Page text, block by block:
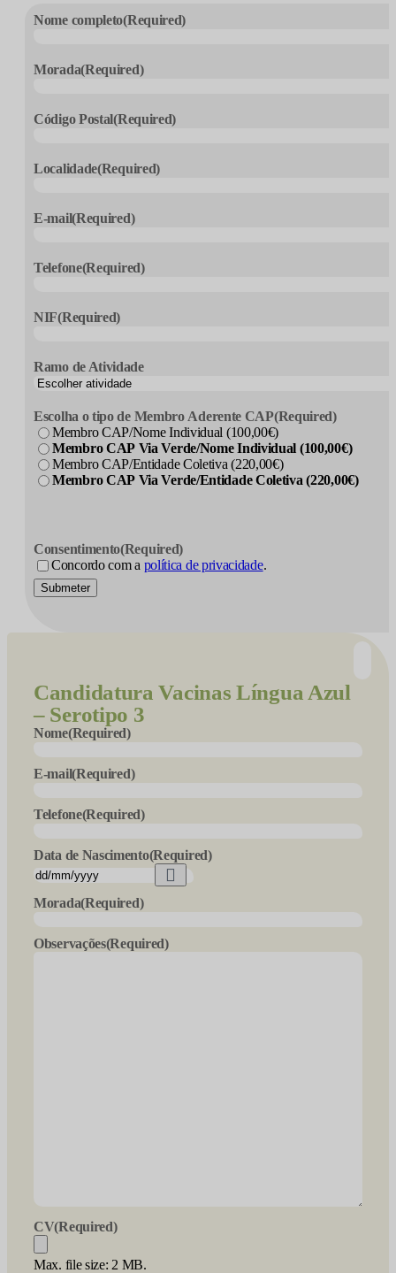
Nome completo(Required)
Morada(Required)
Código Postal(Required)
Localidade(Required)
E-mail(Required)
Telefone(Required)
NIF(Required)
Ramo de Atividade
Escolha o tipo de Membro Aderente CAP(Required)
Membro CAP/Nome Individual (100,00€)
Membro CAP Via Verde/Nome Individual (100,00€)
Membro CAP/Entidade Coletiva (220,00€)
Membro CAP Via Verde/Entidade Coletiva (220,00€)
Consentimento(Required)
Concordo com a política de privacidade.
Submeter
CandidaturaVacinas Língua Azul
– Serotipo 3
Nome(Required)
E-mail(Required)
Telefone(Required)
Data de Nascimento(Required)
Morada(Required)
Observações(Required)
CV(Required)
Max. file size: 2 MB.